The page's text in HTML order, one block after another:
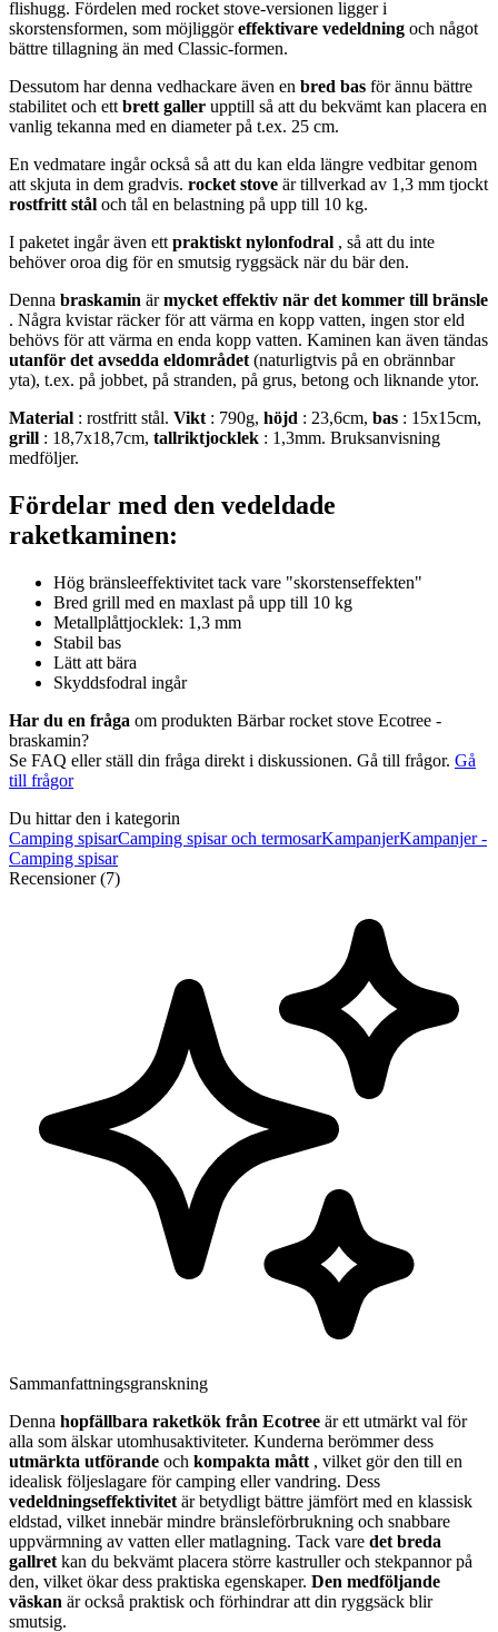
flishugg. Fördelen med rocket stove-versionen ligger i
skorstensformen, som möjliggöreffektivare vedeldning och något
bättre tillagning än med Classic-formen.
Dessutom har denna vedhackare även en bred bas för ännu bättre
stabilitet och ett brett galler upptill så att du bekvämt kan placera en
vanlig tekanna med en diameter på t.ex. 25 cm.
En vedmatare ingår också så att du kan elda längre vedbitar genom
att skjuta in dem gradvis. rocket stove är tillverkad av 1,3 mm tjockt
rostfritt stål och tål en belastning på upp till 10 kg.
I paketet ingår även ett praktiskt nylonfodral , så att du inte
behöver oroa dig för en smutsig ryggsäck när du bär den.
Denna braskamin ärmycket effektiv när det kommer till bränsle
. Några kvistar räcker för att värma en kopp vatten, ingen stor eld
behövs för att värma en enda kopp vatten. Kaminen kan även tändas
utanför det avsedda eldområdet (naturligtvis på en obrännbar
yta), t.ex. på jobbet, på stranden, på grus, betong och liknande ytor.
Material : rostfritt stål. Vikt : 790g, höjd : 23,6cm, bas : 15x15cm,
grill : 18,7x18,7cm, tallriktjocklek : 1,3mm. Bruksanvisning
medföljer.
Fördelar med den vedeldade
raketkaminen:
Hög bränsleeffektivitet tack vare "skorstenseffekten"
Bred grill med en maxlast på upp till 10 kg
Metallplåttjocklek: 1,3 mm
Stabil bas
Lätt att bära
Skyddsfodral ingår
Har du en fråga om produkten Bärbar rocket stove Ecotree -
braskamin?
Se FAQ eller ställ din fråga direkt i diskussionen. Gå till frågor. Gå
till frågor
Du hittar den i kategorin
Camping spisarCamping spisar och termosarKampanjerKampanjer -
Camping spisar
Recensioner (7)
Sammanfattningsgranskning
Denna hopfällbara raketkök från Ecotree är ett utmärkt val för
alla som älskar utomhusaktiviteter. Kunderna berömmer dess
utmärkta utförande och kompakta mått , vilket gör den till en
idealisk följeslagare för camping eller vandring. Dess
vedeldningseffektivitet är betydligt bättre jämfört med en klassisk
eldstad, vilket innebär mindre bränsleförbrukning och snabbare
uppvärmning av vatten eller matlagning. Tack vare det breda
gallret kan du bekvämt placera större kastruller och stekpannor på
den, vilket ökar dess praktiska egenskaper. Den medföljande
väskan är också praktisk och förhindrar att din ryggsäck blir
smutsig.